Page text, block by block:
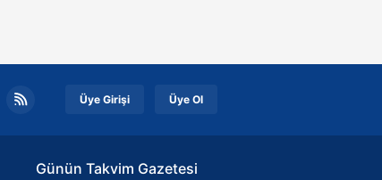
Üye Girişi Üye Ol
Günün Takvim Gazetesi